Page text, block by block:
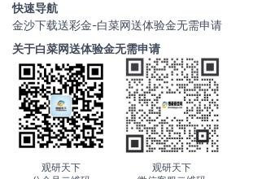
快速导航
金沙下载送彩金-白菜网送体验金无需申请
关于白菜网送体验金无需申请
观研天下
观研天下